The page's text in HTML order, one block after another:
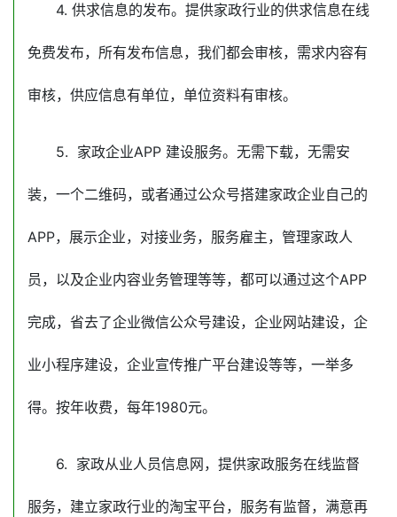
4. 供求信息的发布。提供家政行业的供求信息在线
免费发布，所有发布信息，我们都会审核，需求内容有
审核，供应信息有单位，单位资料有审核。
5. 家政企业APP 建设服务。无需下载，无需安
装，一个二维码，或者通过公众号搭建家政企业自己的
APP，展示企业，对接业务，服务雇主，管理家政人
员，以及企业内容业务管理等等，都可以通过这个APP
完成，省去了企业微信公众号建设，企业网站建设，企
业小程序建设，企业宣传推广平台建设等等，一举多
得。按年收费，每年1980元。
6. 家政从业人员信息网，提供家政服务在线监督
服务，建立家政行业的淘宝平台，服务有监督，满意再